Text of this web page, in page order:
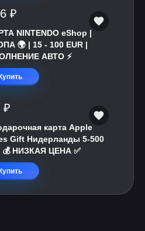
₽
NINTENDO eShop |
🌍 | 15 - 100 EUR |
АВТО ⚡
Купить
₽
карта Apple
Gift Нидерланды 5-500
💰 НИЗКАЯ ЦЕНА ✅
Купить